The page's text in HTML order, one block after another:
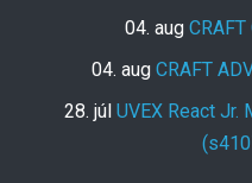
04. aug CRAFT
04. aug CRAFT
28. júl UVEX React Jr.